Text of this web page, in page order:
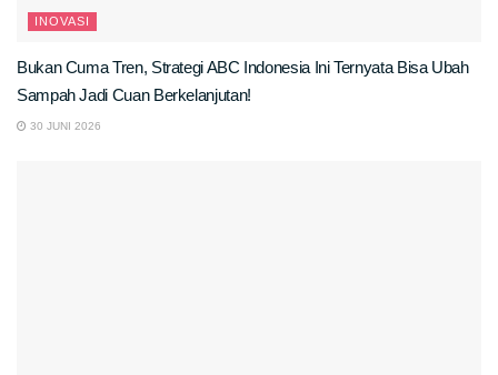
INOVASI
Bukan Cuma Tren, Strategi ABC Indonesia Ini Ternyata Bisa Ubah
Sampah Jadi Cuan Berkelanjutan!
30 JUNI 2026